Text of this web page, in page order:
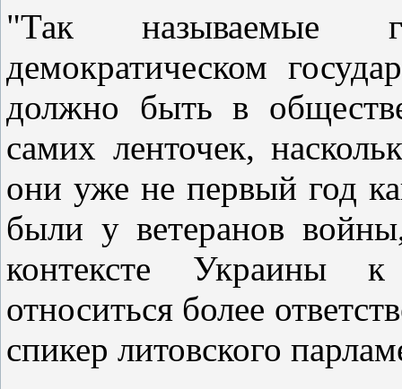
"Так называемые
демократическом
должно быть в
самих ленточек,
они уже не первый год
были у ветеранов
контексте Украины
относиться более
спикер литовского